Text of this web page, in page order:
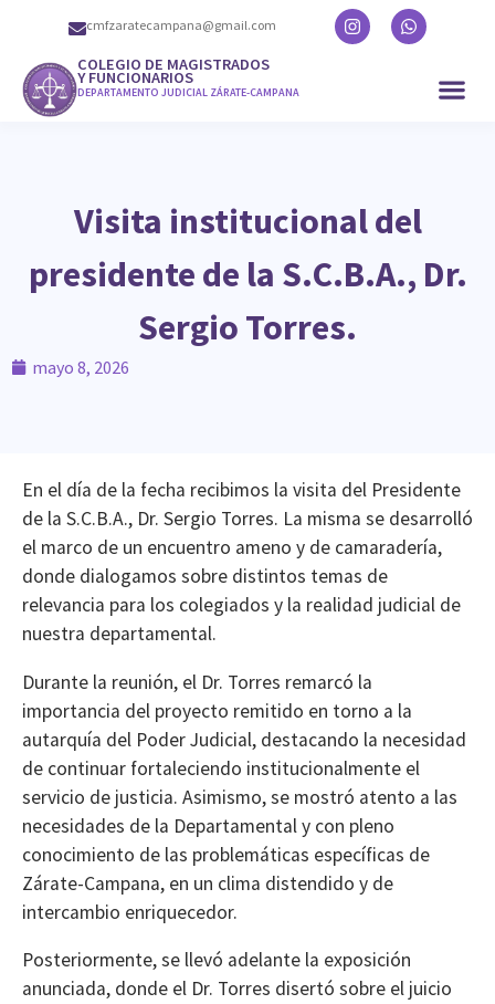
cmfzaratecampana@gmail.com
COLEGIO DE MAGISTRADOS
Y FUNCIONARIOS
DEPARTAMENTO JUDICIAL ZÁRATE-CAMPANA
Visita institucional del
presidente de la S.C.B.A., Dr.
Sergio Torres.
mayo 8, 2026
En el día de la fecha recibimos la visita del Presidente
de la S.C.B.A., Dr. Sergio Torres. La misma se desarrolló
el marco de un encuentro ameno y de camaradería,
donde dialogamos sobre distintos temas de
relevancia para los colegiados y la realidad judicial de
nuestra departamental.
Durante la reunión, el Dr. Torres remarcó la
importancia del proyecto remitido en torno a la
autarquía del Poder Judicial, destacando la necesidad
de continuar fortaleciendo institucionalmente el
servicio de justicia. Asimismo, se mostró atento a las
necesidades de la Departamental y con pleno
conocimiento de las problemáticas específicas de
Zárate-Campana, en un clima distendido y de
intercambio enriquecedor.
Posteriormente, se llevó adelante la exposición
anunciada, donde el Dr. Torres disertó sobre el juicio